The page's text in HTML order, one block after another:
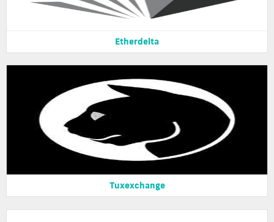
Etherdelta
Tuxexchange